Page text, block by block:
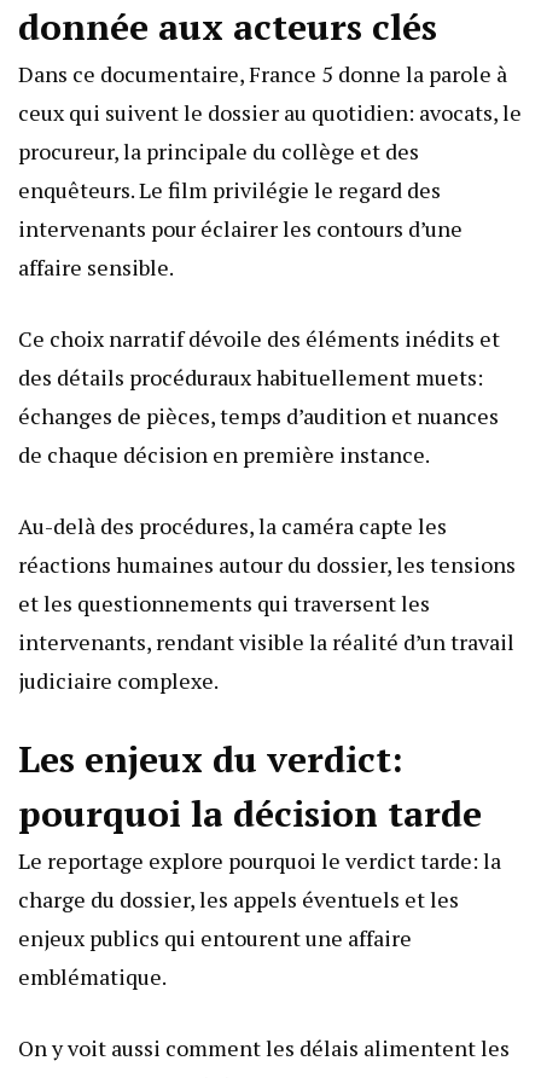
donnée aux acteurs clés
Dans ce documentaire, France 5 donne la parole à
ceux qui suivent le dossier au quotidien: avocats, le
procureur, la principale du collège et des
enquêteurs. Le film privilégie le regard des
intervenants pour éclairer les contours d’une
affaire sensible.
Ce choix narratif dévoile des éléments inédits et
des détails procéduraux habituellement muets:
échanges de pièces, temps d’audition et nuances
de chaque décision en première instance.
Au-delà des procédures, la caméra capte les
réactions humaines autour du dossier, les tensions
et les questionnements qui traversent les
intervenants, rendant visible la réalité d’un travail
judiciaire complexe.
Les enjeux du verdict:
pourquoi la décision tarde
Le reportage explore pourquoi le verdict tarde: la
charge du dossier, les appels éventuels et les
enjeux publics qui entourent une affaire
emblématique.
On y voit aussi comment les délais alimentent les